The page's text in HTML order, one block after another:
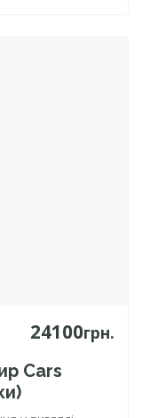
24100грн.
Сars